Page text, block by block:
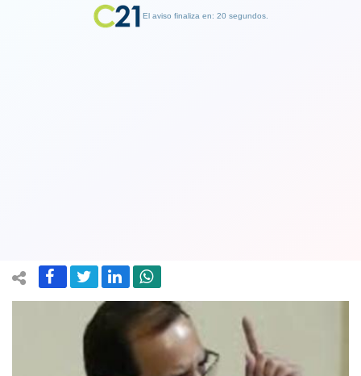
El aviso finaliza en: 19 segundos.